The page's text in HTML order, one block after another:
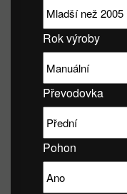
Rok výroby
Převodovka
Pohon